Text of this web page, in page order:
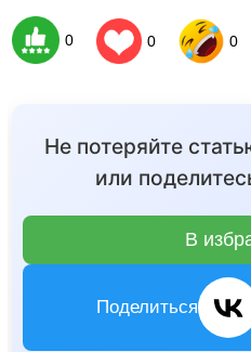
0 0 0
Не потеряйте
или
В
Поделиться